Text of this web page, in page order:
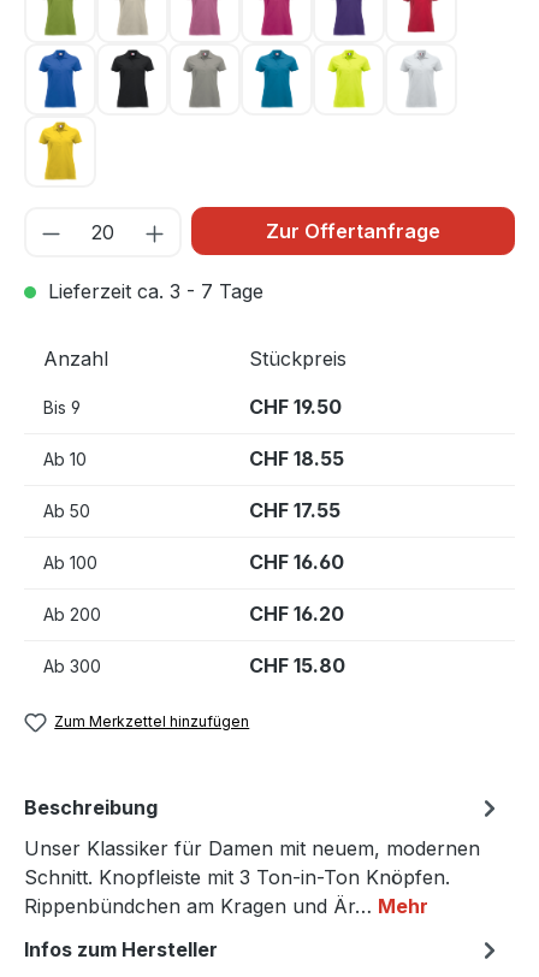
Hellgrün 67Hellkhaki 815Hellpink 250Kirsche 300Lila 44 Rot 35
Royal Blau 55Schwarz 99Silber 94 Türkis 54Warnschutz Grün
Weiss 00
Zitrone 10
Zur Offertanfrage
Lieferzeit ca. 3 - 7 Tage
Anzahl Stückpreis
Bis 9 CHF 19.50
Ab 10 CHF 18.55
Ab 50 CHF 17.55
Ab 100 CHF 16.60
Ab 200 CHF 16.20
Ab 300 CHF 15.80
Zum Merkzettel hinzufügen
Beschreibung
Unser Klassiker für Damen mit neuem, modernen
Schnitt. Knopfleiste mit 3 Ton-in-Ton Knöpfen.
Rippenbündchen am Kragen und Är… Mehr
Infos zum Hersteller